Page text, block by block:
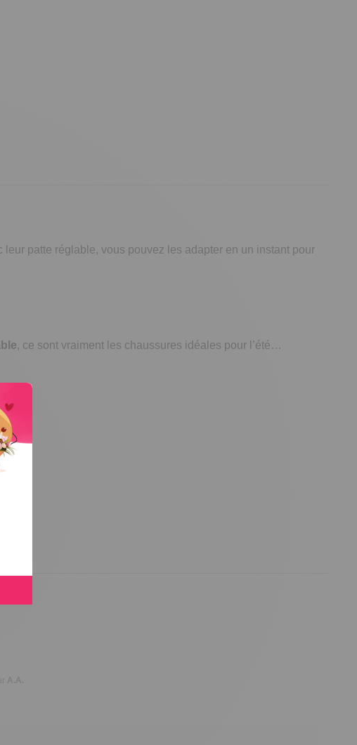
leur patte réglable, vous pouvez les adapter en un instant pour
, ce sont vraiment les chaussures idéales pour l’été…
A.A.